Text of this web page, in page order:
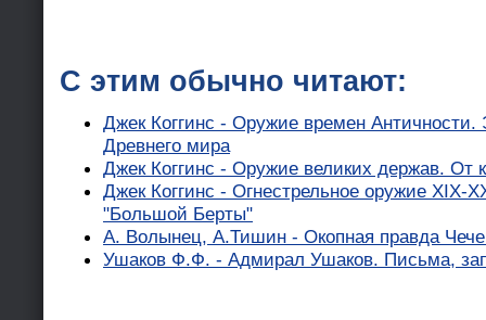
С этим обычно читают:
Джек Коггинс - Оружие времен
Древнего мира
Джек Коггинс - Оружие великих держав. От
Джек Коггинс - Огнестрельное оружие XIX-
"Большой Берты"
А. Волынец, А.Тишин - Окопная правда
Ушаков Ф.Ф. - Адмирал Ушаков. Письма,